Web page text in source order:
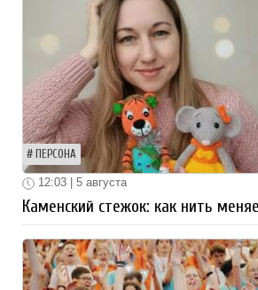
ПЕРСОНА
12:03 | 5 августа
Каменский стежок: как нить